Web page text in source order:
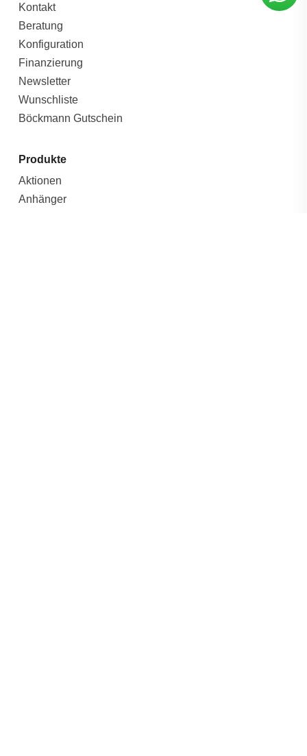
Kontakt
Beratung
Konfiguration
Finanzierung
Newsletter
Wunschliste
Böckmann Gutschein
Produkte
Aktionen
Anhänger